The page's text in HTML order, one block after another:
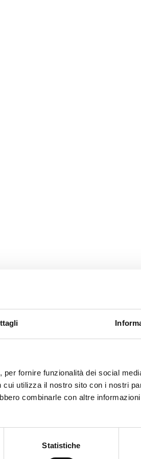
fornire funzionalità dei social
utilizza il nostro sito con i nostri
combinarle con altre
Statistiche